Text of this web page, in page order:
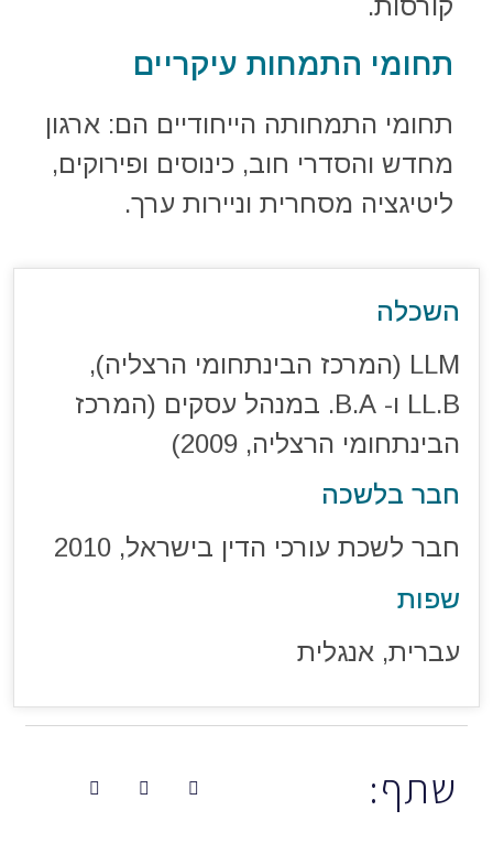
תחומי התמחות עיקריים
תחומי התמחותה הייחודיים הם: ארגון
מחדש והסדרי חוב, כינוסים ופירוקים,
ליטיגציה מסחרית וניירות ערך.
השכלה
LLM (המרכז הבינתחומי הרצליה),
LL.B ו- B.A. במנהל עסקים (המרכז
הבינתחומי הרצליה, 2009)
חבר בלשכה
חבר לשכת עורכי הדין בישראל, 2010
שפות
עברית, אנגלית
שתף: